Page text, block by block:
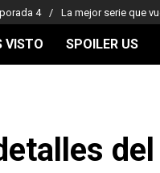
4 La mejor serie que
VISTO SPOILER US
del